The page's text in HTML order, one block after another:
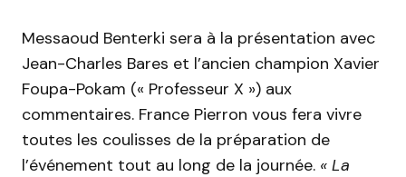
Messaoud Benterki sera à la présentation avec
Jean-Charles Bares et l’ancien champion Xavier
Foupa-Pokam (« Professeur X ») aux
commentaires. France Pierron vous fera vivre
toutes les coulisses de la préparation de
l’événement tout au long de la journée. « La